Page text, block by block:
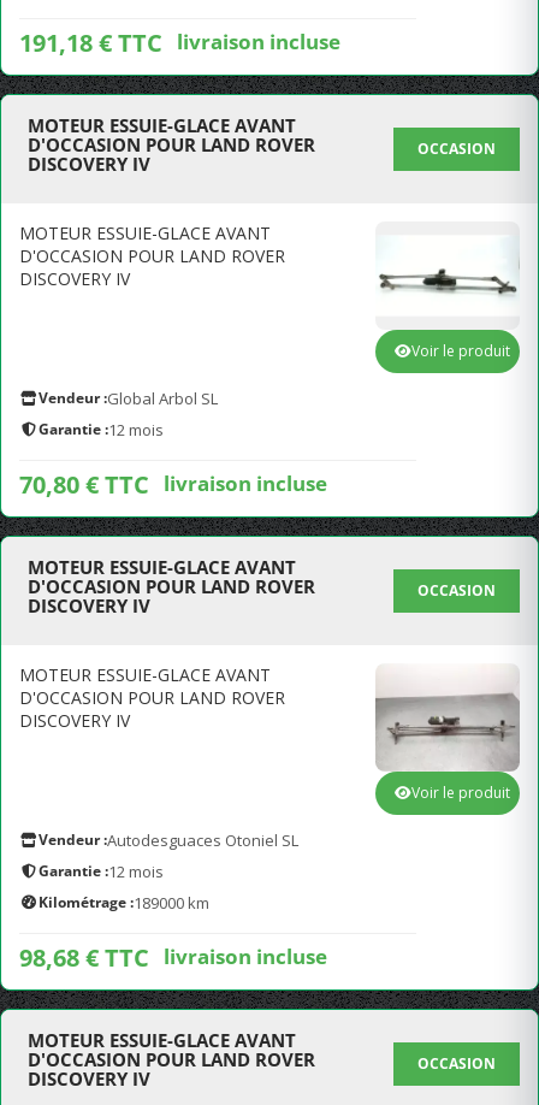
191,18 € TTC livraison incluse
MOTEUR ESSUIE-GLACE AVANT
D'OCCASION POUR LAND ROVER
DISCOVERY IV
OCCASION
MOTEUR ESSUIE-GLACE AVANT
D'OCCASION POUR LAND ROVER
DISCOVERY IV
Vendeur :Global Arbol SL
Garantie :12 mois
70,80 € TTC livraison incluse
Voir le produit
MOTEUR ESSUIE-GLACE AVANT
D'OCCASION POUR LAND ROVER
DISCOVERY IV
OCCASION
MOTEUR ESSUIE-GLACE AVANT
D'OCCASION POUR LAND ROVER
DISCOVERY IV
Vendeur :Autodesguaces Otoniel SL
Garantie :12 mois
Kilométrage :189000 km
98,68 € TTC livraison incluse
Voir le produit
MOTEUR ESSUIE-GLACE AVANT
D'OCCASION POUR LAND ROVER
DISCOVERY IV
OCCASION